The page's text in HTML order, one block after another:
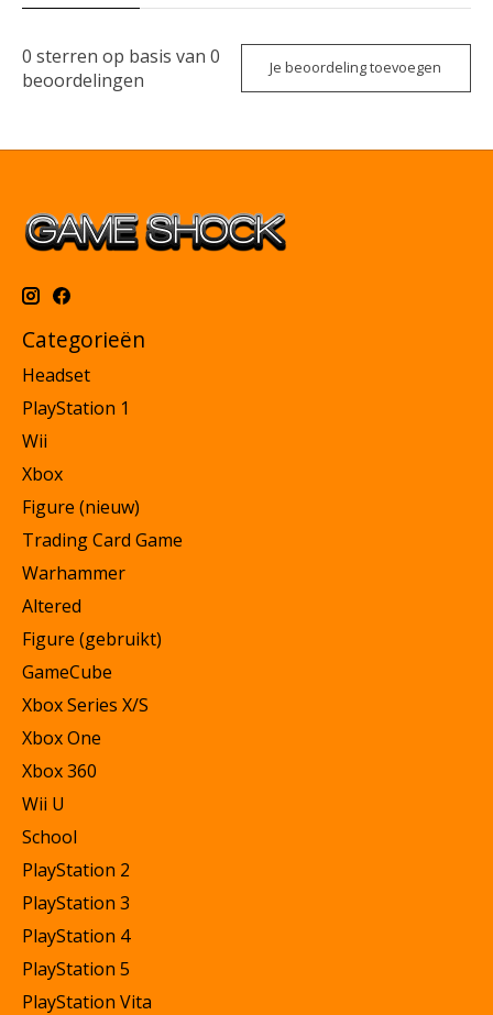
0 sterren op basis van 0
beoordelingen
Je beoordeling toevoegen
Categorieën
Headset
PlayStation 1
Wii
Xbox
Figure (nieuw)
Trading Card Game
Warhammer
Altered
Figure (gebruikt)
GameCube
Xbox Series X/S
Xbox One
Xbox 360
Wii U
School
PlayStation 2
PlayStation 3
PlayStation 4
PlayStation 5
PlayStation Vita